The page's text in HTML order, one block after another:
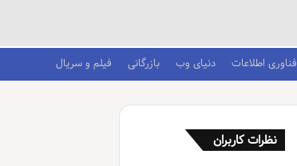
فناوری اطلاعات دنیای وب بازرگانی فیلم و سریال
نظرات کاربران